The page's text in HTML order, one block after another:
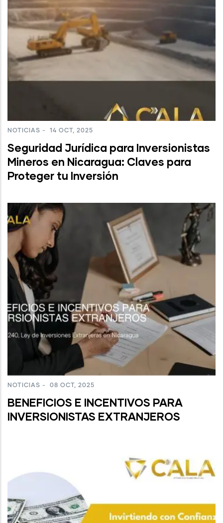
NOTICIAS - 14 OCT, 2025
Seguridad Jurídica para Inversionistas
Mineros en Nicaragua: Claves para
Proteger tu Inversión
NOTICIAS - 08 OCT, 2025
BENEFICIOS E INCENTIVOS PARA
INVERSIONISTAS EXTRANJEROS